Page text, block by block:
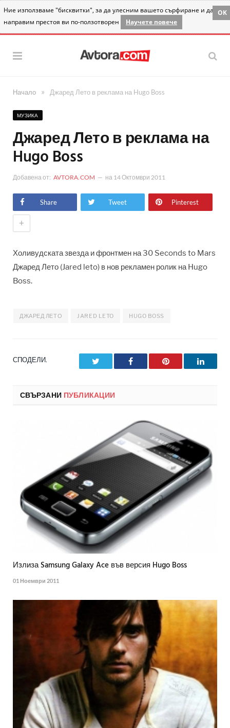
Ние използваме "бисквитки", за да улесним вашето сърфиране и да
направим престоя ви по-ползотворен
Научете повече
OK
Начало » Джаред Лето в реклама на Hugo Boss
МУЗИКА
Джаред Лето в реклама на
Hugo Boss
Добавена от: AVTORA.COM на 14 Октомври 2011
Share Tweet Pinterest
+
Холивудската звезда и фронтмен на 30 Seconds to Mars
Джаред Лето (Jared leto) в нов рекламен ролик на Hugo
Boss.
ДЖАРЕД ЛЕТО JARED LETO HUGO BOSS
СПОДЕЛИ. Facebook Pinterest
СВЪРЗАНИ ПУБЛИКАЦИИ
Излиза Samsung Galaxy Ace във версия Hugo Boss
01 Ноември 2011